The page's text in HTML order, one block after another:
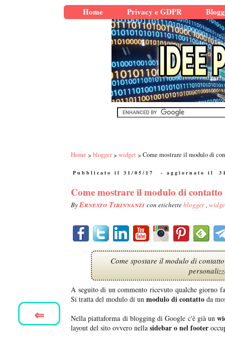
Home Privacy e GDPR
Home blogger widget Come mostrare il modulo di
Pubblicato il 31/05/17 - aggiornato il
Come mostrare il modulo di
ByErnesto Tirinnanzi con etichetteblogger,
Come spostare il modulo di
A seguito di un commento ricevuto qualche giorno
Si tratta del modulo di un modulo di contatto da
Nella piattaforma di blogging di Google c'è già un
layout del sito ovvero nella sidebar o nel footer
⇐